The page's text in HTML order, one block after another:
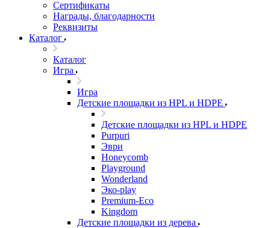
Сертификаты
Награды, благодарности
Реквизиты
Каталог
Каталог
Игра
Игра
Детские площадки из HPL и HDPE
Детские площадки из HPL и HDPE
Purpuri
Эври
Honeycomb
Playground
Wonderland
Эко-play
Premium-Eco
Kingdom
Детские площадки из дерева